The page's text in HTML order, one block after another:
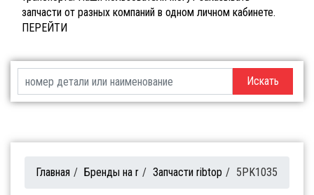
запчасти от разных компаний в одном личном кабинете.
ПЕРЕЙТИ
Искать
Главная / Бренды на r / Запчасти ribtop / 5PK1035